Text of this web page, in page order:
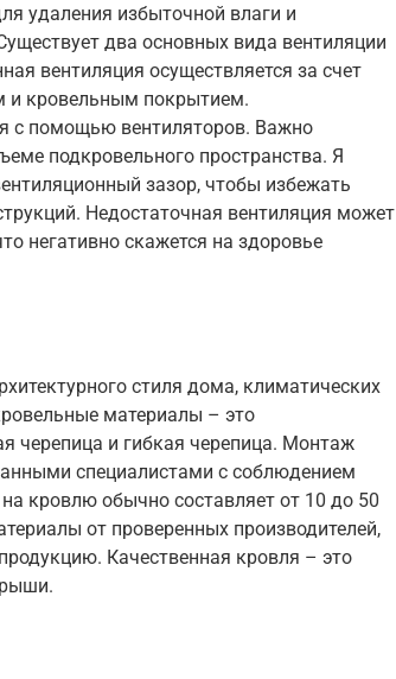
удаления избыточной влаги и
два основных вида вентиляции
вентиляция осуществляется за счет
и кровельным покрытием.
с помощью вентиляторов. Важно
подкровельного пространства. Я
зазор, чтобы избежать
Недостаточная вентиляция может
негативно скажется на здоровье
стиля дома, климатических
материалы – это
черепица и гибкая черепица. Монтаж
специалистами с соблюдением
кровлю обычно составляет от 10 до 50
от проверенных производителей,
Качественная кровля – это